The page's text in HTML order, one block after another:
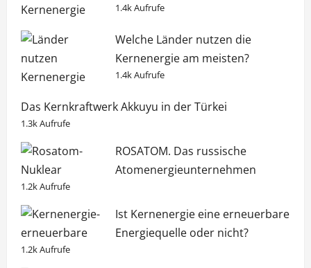
1.4k Aufrufe
Welche Länder nutzen die
Kernenergie am meisten?
1.4k Aufrufe
Das Kernkraftwerk Akkuyu in der Türkei
1.3k Aufrufe
ROSATOM. Das russische
Atomenergieunternehmen
1.2k Aufrufe
Ist Kernenergie eine erneuerbare
Energiequelle oder nicht?
1.2k Aufrufe